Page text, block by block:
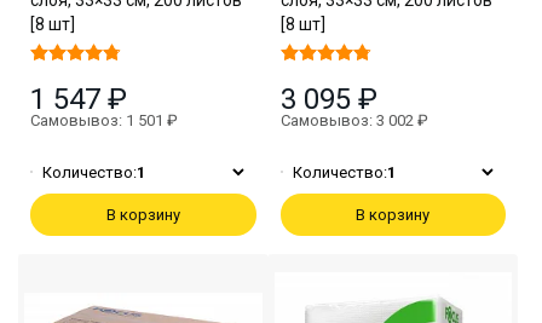
[8 шт]
1 547 ₽
Самовывоз: 1 501 ₽
Количество:1
В корзину
[8 шт]
3 095 ₽
Самовывоз: 3 002 ₽
Количество:1
В корзину